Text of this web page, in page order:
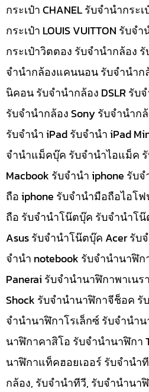
กระเป๋า CHANEL รับจำนำกร
กระเป๋า LOUIS VUITTON รับ
กระเป๋าวิตตอง รับจำนำกล้อง
จำนำกล้องแคนนอน รับจำนำก
นิคอน รับจำนำกล้อง DSLR รับ
รับจำนำกล้อง Sony รับจำนำ
รับจำนำ iPad รับจำนำ iPad
จำนำแม็คบุ๊ค รับจำนำไอแม็ค
Macbook รับจำนำ iphone รับ
ถือ iphone รับจำนำมือถือไอโ
ถือ รับจำนำโน๊ตบุ๊ค รับจำนำโ
Asus รับจำนำโน๊ตบุ๊ค Acer รับ
จำนำ notebook รับจำนำนาฬิ
Panerai รับจำนำนาฬิกาพาเน
Shock รับจำนำนาฬิกาจีช็อค รั
จำนำนาฬิกาโรเล็กซ์ รับจำนำ
นาฬิกาคาสิโอ รับจำนำนาฬิกา
นาฬิกาแท็คฮอยเออร์ รับจำนำ
กล้อง, รับจำนำทีวี, รับจำนำนา